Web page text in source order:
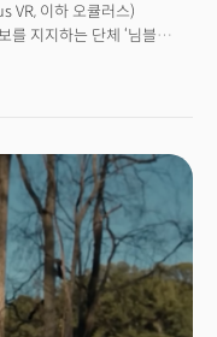
VR, 이하 오큘러스)
를 지지하는 단체 ‘님블
다는 뉴스가
어 상대 후보 힐러리
던 극우 성향 단체였기
리에서 럭키의 이런 행동은
현실) 게임 개발자들은 VR
다고 공개적으로 선언했고,
소리가 커졌다. 결국 논란이
페이스북을 떠나게 된다.
명확한 설명을 내놓지